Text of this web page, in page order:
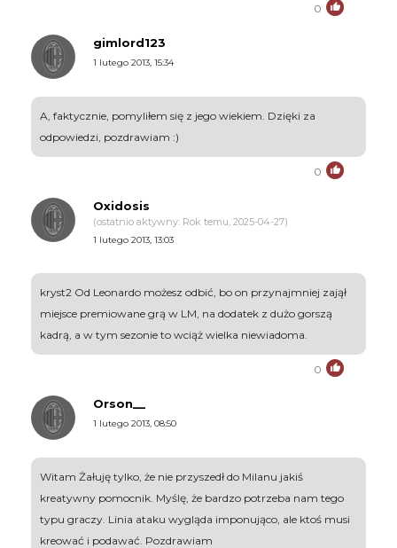
0
gimlord123
1 lutego 2013, 15:34
A, faktycznie, pomyliłem się z jego wiekiem. Dzięki za
odpowiedzi, pozdrawiam :)
0
Oxidosis
(ostatnio aktywny: Rok temu, 2025-04-27)
1 lutego 2013, 13:03
kryst2 Od Leonardo możesz odbić, bo on przynajmniej zajął
miejsce premiowane grą w LM, na dodatek z dużo gorszą
kadrą, a w tym sezonie to wciąż wielka niewiadoma.
0
Orson__
1 lutego 2013, 08:50
Witam Żałuję tylko, że nie przyszedł do Milanu jakiś
kreatywny pomocnik. Myślę, że bardzo potrzeba nam tego
typu graczy. Linia ataku wygląda imponująco, ale ktoś musi
kreować i podawać. Pozdrawiam